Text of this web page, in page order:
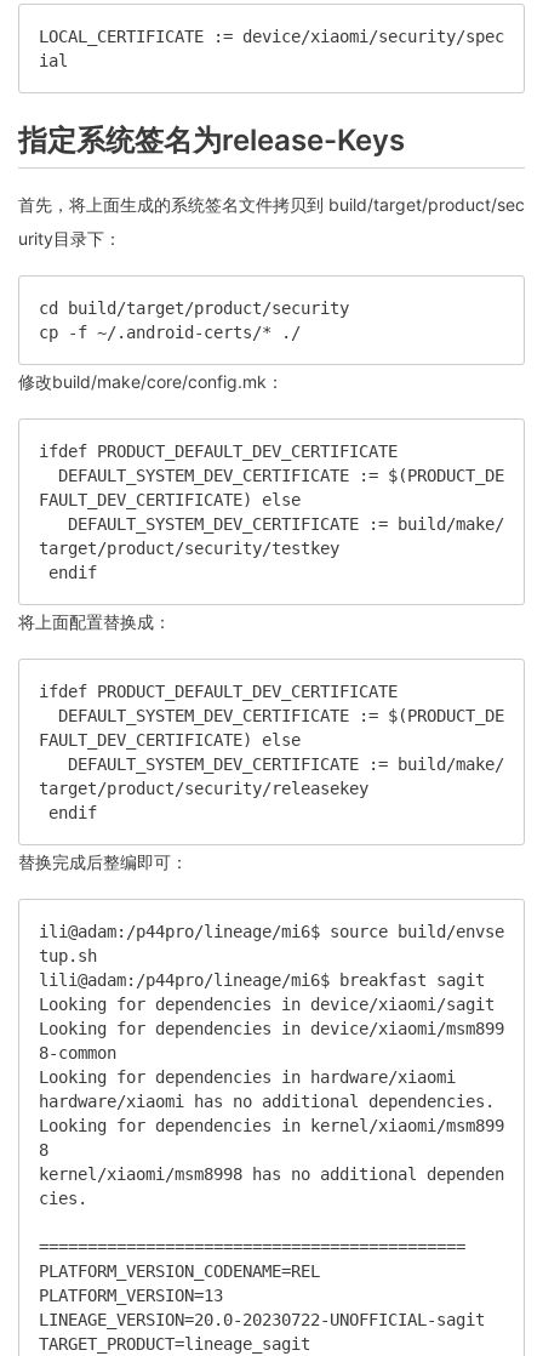
LOCAL_CERTIFICATE := device/xiaomi/security/spec
ial
指定系统签名为release-Keys
首先，将上面生成的系统签名文件拷贝到 build/target/product/sec
urity目录下：
cd build/target/product/security
cp -f ~/.android-certs/* ./
修改build/make/core/config.mk：
ifdef PRODUCT_DEFAULT_DEV_CERTIFICATE
DEFAULT_SYSTEM_DEV_CERTIFICATE := $(PRODUCT_DE
FAULT_DEV_CERTIFICATE) else
DEFAULT_SYSTEM_DEV_CERTIFICATE := build/make/
target/product/security/testkey
endif
将上面配置替换成：
ifdef PRODUCT_DEFAULT_DEV_CERTIFICATE
DEFAULT_SYSTEM_DEV_CERTIFICATE := $(PRODUCT_DE
FAULT_DEV_CERTIFICATE) else
DEFAULT_SYSTEM_DEV_CERTIFICATE := build/make/
target/product/security/releasekey
endif
替换完成后整编即可：
ili@adam:/p44pro/lineage/mi6$ source build/envse
tup.sh
lili@adam:/p44pro/lineage/mi6$ breakfast sagit
Looking for dependencies in device/xiaomi/sagit
Looking for dependencies in device/xiaomi/msm899
8-common
Looking for dependencies in hardware/xiaomi
hardware/xiaomi has no additional dependencies.
Looking for dependencies in kernel/xiaomi/msm899
8
kernel/xiaomi/msm8998 has no additional dependen
cies.
============================================
PLATFORM_VERSION_CODENAME=REL
PLATFORM_VERSION=13
LINEAGE_VERSION=20.0-20230722-UNOFFICIAL-sagit
TARGET_PRODUCT=lineage_sagit